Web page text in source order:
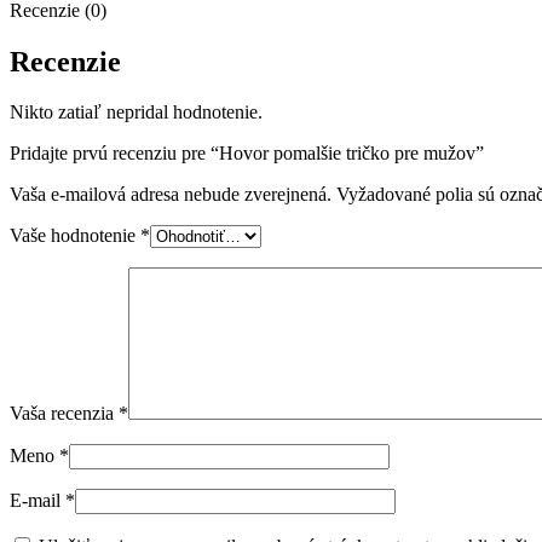
Recenzie (0)
Recenzie
Nikto zatiaľ nepridal hodnotenie.
Pridajte prvú recenziu pre “Hovor pomalšie tričko pre mužov”
Vaša e-mailová adresa nebude zverejnená. Vyžadované polia sú
Vaše hodnotenie *
Vaša recenzia *
Meno *
E-mail *